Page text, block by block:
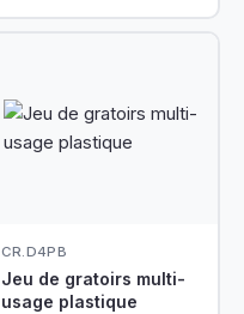
CR.D4PB
Jeu de gratoirs multi-
usage plastique